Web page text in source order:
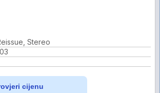
Stereo
cijenu